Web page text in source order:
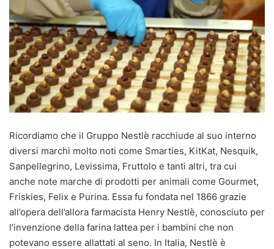
Ricordiamo che il Gruppo Nestlè racchiude al suo interno
diversi marchi molto noti come Smarties, KitKat, Nesquik,
Sanpellegrino, Levissima, Fruttolo e tanti altri, tra cui
anche note marche di prodotti per animali come Gourmet,
Friskies, Felix e Purina. Essa fu fondata nel 1866 grazie
all’opera dell’allora farmacista Henry Nestlè, conosciuto per
l’invenzione della farina lattea per i bambini che non
potevano essere allattati al seno. In Italia, Nestlè è